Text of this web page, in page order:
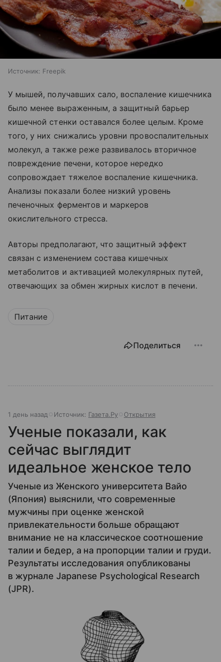
Источник: Freepik
У мышей, получавших сало, воспаление кишечника
было менее выраженным, а защитный барьер
кишечной стенки оставался более целым. Кроме
того, у них снижались уровни провоспалительных
молекул, а также реже развивалось вторичное
повреждение печени, которое нередко
сопровождает тяжелое воспаление кишечника.
Анализы показали более низкий уровень
печеночных ферментов и маркеров
окислительного стресса.
Авторы предполагают, что защитный эффект
связан с изменением состава кишечных
метаболитов и активацией молекулярных путей,
отвечающих за обмен жирных кислот в печени.
Питание
Поделиться
1 день назад Источник: Газета.Ру Открытия
Ученые показали, как
сейчас выглядит
идеальное женское тело
Ученые из Женского университета Вайо
(Япония) выяснили, что современные
мужчины при оценке женской
привлекательности больше обращают
внимание не на классическое соотношение
талии и бедер, а на пропорции талии и груди.
Результаты исследования опубликованы
в журнале Japanese Psychological Research
(JPR).